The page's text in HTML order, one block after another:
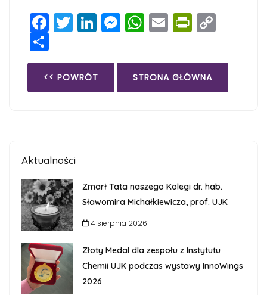
Facebook
Twitter
LinkedIn
Messenger
WhatsApp
Email
Share
<< POWRÓT STRONA GŁÓWNA
Aktualności
Zmarł Tata naszego Kolegi dr. hab.
Sławomira Michałkiewicza, prof. UJK
4 sierpnia 2026
Złoty Medal dla zespołu z Instytutu
Chemii UJK podczas wystawy InnoWings
2026